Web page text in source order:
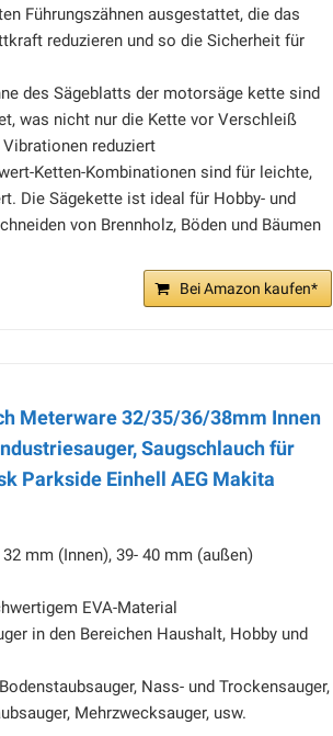
Führungszähnen ausgestattet, die das
reduzieren und so die Sicherheit für
des Sägeblatts der motorsäge kette sind
was nicht nur die Kette vor Verschleiß
reduziert
Ketten-Kombinationen sind für leichte,
Die Sägekette ist ideal für Hobby- und
von Brennholz, Böden und Bäumen
Bei Amazon kaufen*
Meterware 32/35/36/38mm Innen
Saugschlauch für
Parkside Einhell AEG Makita
mm (Innen), 39- 40 mm (außen)
EVA-Material
in den Bereichen Haushalt, Hobby und
Nass- und Trockensauger,
Mehrzwecksauger, usw.